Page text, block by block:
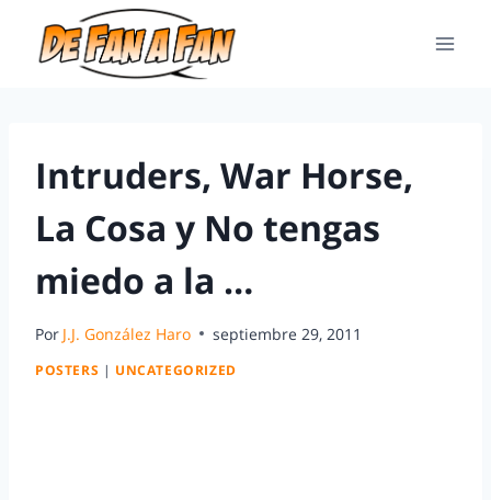
Intruders, War Horse,
La Cosa y No tengas
miedo a la …
Por J.J. González Haro septiembre 29, 2011
POSTERS | UNCATEGORIZED